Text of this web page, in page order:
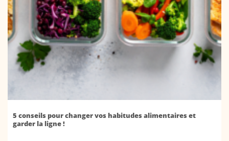
5 conseils pour changer vos habitudes alimentaires et
garder la ligne !